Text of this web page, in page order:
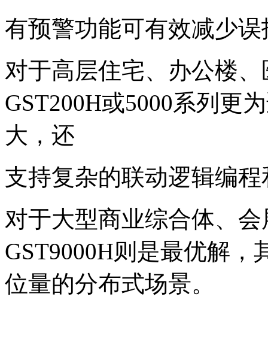
有预警功能可有效减少误
对于高层住宅、办公楼
GST200H或5000系列更
大，还
支持复杂的联动逻辑编
对于大型商业综合体、
GST9000H则是最优解
位量的分布式场景。